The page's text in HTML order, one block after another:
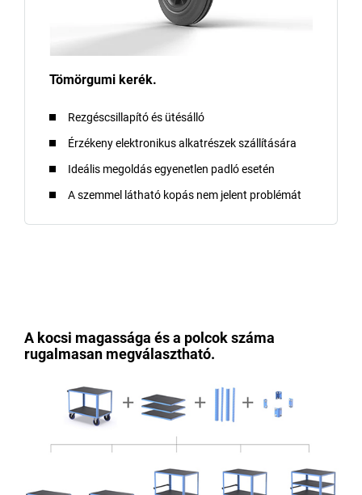
Tömörgumi kerék.
Rezgéscsillapító és ütésálló
Érzékeny elektronikus alkatrészek szállítására
Ideális megoldás egyenetlen padló esetén
A szemmel látható kopás nem jelent problémát
A kocsi magassága és a polcok száma
rugalmasan megválasztható.